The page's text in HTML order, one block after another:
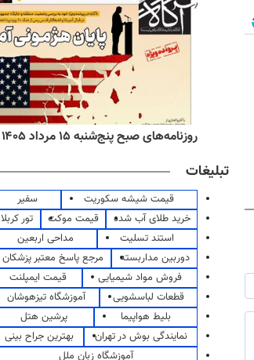
روزنامه‌های صبح پنج‌شنبه ۱۵ مرداد ۱۴۰۵
تبلیغات
قیمت شیشه سکوریت
سفیر
خرید طلای آب شده
قیمت موکت
تور کربلا
استند تسلیت
مداحی اربعین
دوربین مداربسته
مرجع پاسخ معتبر پزشکان
فروش مواد شیمیایی
قیمت ایمپلنت
قطعات لباسشویی
آموزشگاه تیزهوشان
بلیط هواپیما
پرشین هتل
نمایندگی بوش در تهران
بهترین جراح بینی
آموزشگاه زبان ملل